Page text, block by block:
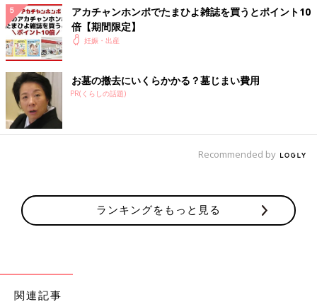
ろ「脳には異常なし」とのことで、産後の「妊娠高血圧症候群」
と診断されました。
頭痛はさらに悪化。血圧も180台へ！
頭痛が治らないまま退院し、自宅に戻ることになってしまいまし
た。退院後はゆっくりする間もなく、新生児の育児が始まりま
す。第1子の時は里帰りしましたが、この時は2人目ということも
状態でも、赤ちゃんの世話と家事、上の子の相手などをしなけれ
ばなりません。
後は妊娠高血圧症候群の症状は改善していきました。
アカチャンホンポでたまひよ雑誌を買うとポイント10
倍【期間限定】
妊娠・出産
お墓の撤去にいくらかかる？墓じまい費用
PR(くらしの話題)
Recommended by
ランキングをもっと見る
関連記事